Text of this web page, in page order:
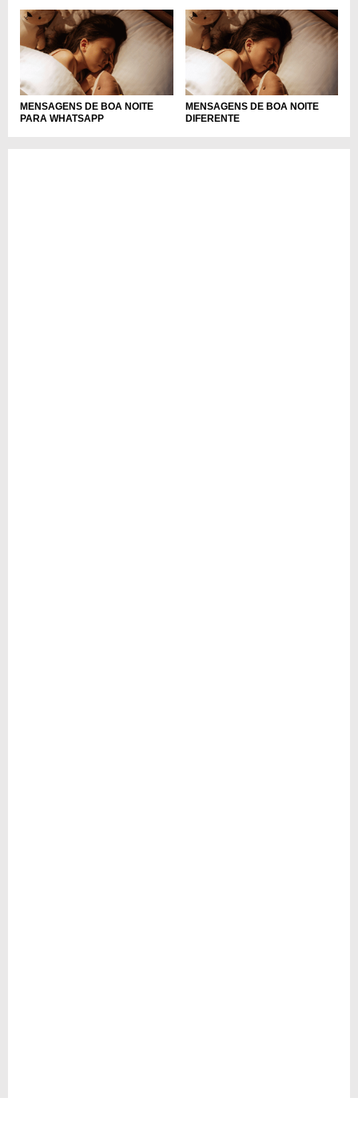
MENSAGENS DE BOA NOITE
PARA WHATSAPP
MENSAGENS DE BOA NOITE
DIFERENTE